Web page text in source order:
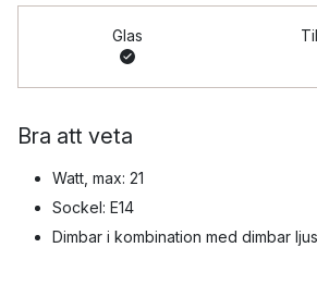
Glas
Bra att veta
Watt, max: 21
Sockel: E14
Dimbar i kombination med dimbar